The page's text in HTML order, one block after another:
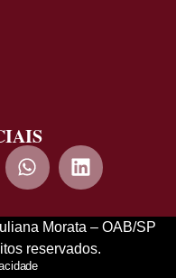
Morata – OAB/SP
direitos reservados.